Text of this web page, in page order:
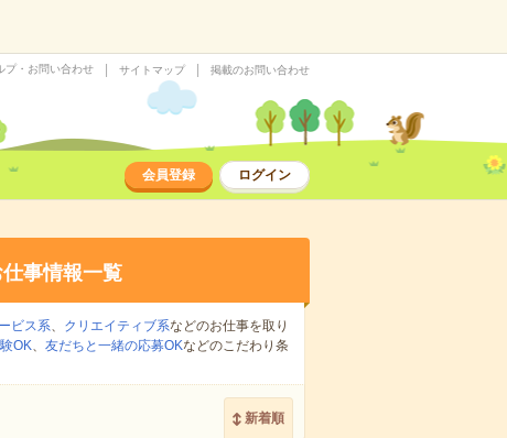
プ・お問い合わせ サイトマップ 掲載のお問い合わせ
会員登録 ログイン
事情報一覧
ビス系、 クリエイティブ系などのお仕事を取り
OK、 友だちと一緒の応募OKなどのこだわり条
新着順